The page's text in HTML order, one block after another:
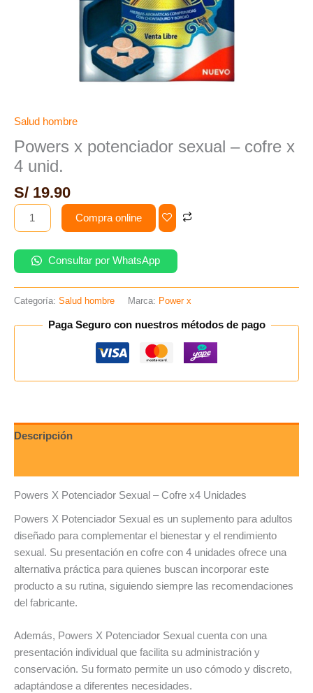
Salud hombre
Powers x potenciador sexual – cofre x
4 unid.
S/ 19.90
Compra online
Consultar por WhatsApp
Categoría: Salud hombre Marca: Power x
Paga Seguro con nuestros métodos de pago
Descripción
Powers X Potenciador Sexual – Cofre x4 Unidades
Powers X Potenciador Sexual es un suplemento para adultos
diseñado para complementar el bienestar y el rendimiento
sexual. Su presentación en cofre con 4 unidades ofrece una
alternativa práctica para quienes buscan incorporar este
producto a su rutina, siguiendo siempre las recomendaciones
del fabricante.
Además, Powers X Potenciador Sexual cuenta con una
presentación individual que facilita su administración y
conservación. Su formato permite un uso cómodo y discreto,
adaptándose a diferentes necesidades.